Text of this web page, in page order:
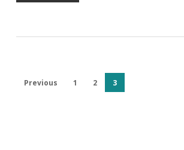
Previous 1 2 3